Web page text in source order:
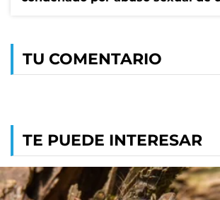
TU COMENTARIO
TE PUEDE INTERESAR